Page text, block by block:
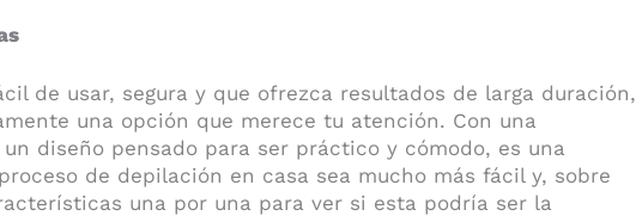
de usar, segura y que ofrezca resultados de larga duración,
una opción que merece tu atención. Con una
diseño pensado para ser práctico y cómodo, es una
de depilación en casa sea mucho más fácil y, sobre
una por una para ver si esta podría ser la